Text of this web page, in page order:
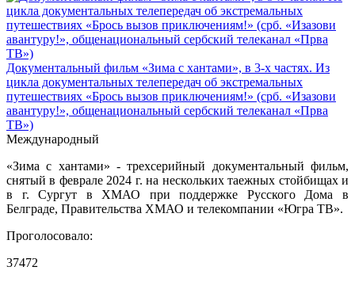
Документальный фильм «Зима с хантами», в 3-х частях. Из
цикла документальных телепередач об экстремальных
путешествиях «Брось вызов приключениям!» (срб. «Изазови
авантуру!», общенациональный сербский телеканал «Прва
ТВ»)
Международный
«Зима с хантами» - трехсерийный документальный фильм,
снятый в феврале 2024 г. на нескольких таежных стойбищах и
в г. Сургут в ХМАО при поддержке Русского Дома в
Белграде, Правительства ХМАО и телекомпании «Югра ТВ».
Проголосовало:
37472